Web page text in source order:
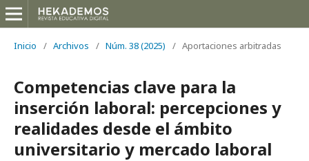
Inicio / Archivos / Núm. 38 (2025) / Aportaciones arbitradas
Competencias clave para la
inserción laboral: percepciones y
realidades desde el ámbito
universitario y mercado laboral